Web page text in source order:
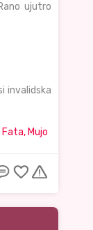
ujutro
invalidska
Fata, Mujo